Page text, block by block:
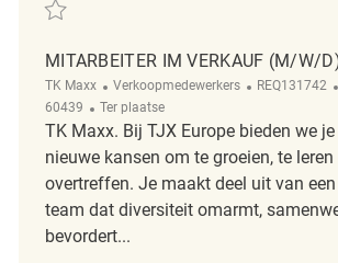
Redden Mitarbeiter im Verkauf (m/w/d)
MITARBEITER IM VERKAUF (M/W/
TK Maxx Categorie
Verkoopmedewerkers ReqId
REQ131742
60439
Afgelegen
Ter plaatse
TK Maxx. Bij TJX Europe bieden we
nieuwe kansen om te groeien, te
overtreffen. Je maakt deel uit van
team dat diversiteit omarmt,
bevordert...